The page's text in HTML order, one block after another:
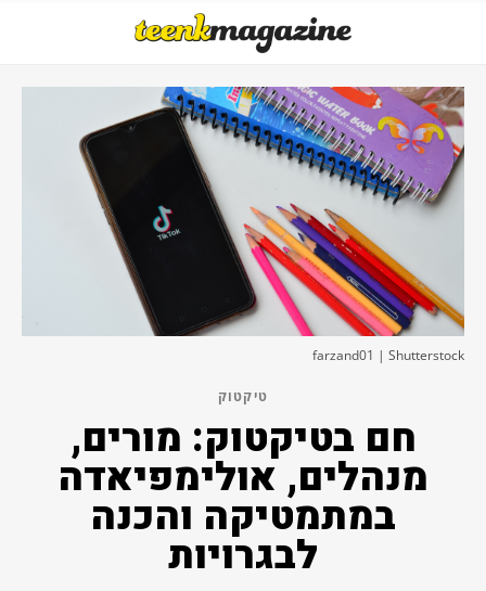
farzand01 | Shutterstock
טיקטוק
חם בטיקטוק: מורים,
מנהלים, אולימפיאדה
במתמטיקה והכנה
לבגרויות